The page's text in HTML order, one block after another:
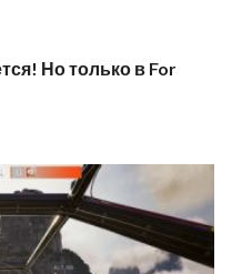
Но только в For